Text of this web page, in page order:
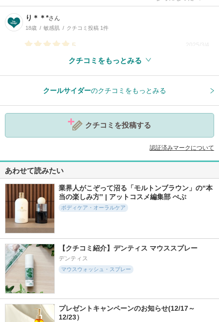
り＊＊*さん
18歳 敏感肌 クチコミ投稿 1件
5 2025/3/4
クチコミをもっとみる
クールサイダーのクチコミをもっとみる
クチコミを投稿する
認証済みマークについて
あわせて読みたい
業界人がこぞって沼る「モルトンブラウン」の“本
当の楽しみ方” | アットコスメ編集部 ぺぷ
ボディケア・オーラルケア
【クチコミ紹介】デンティス マウススプレー
デンティス
マウスウォッシュ・スプレー
プレゼントキャンペーンのお知らせ(12/17～
12/23）